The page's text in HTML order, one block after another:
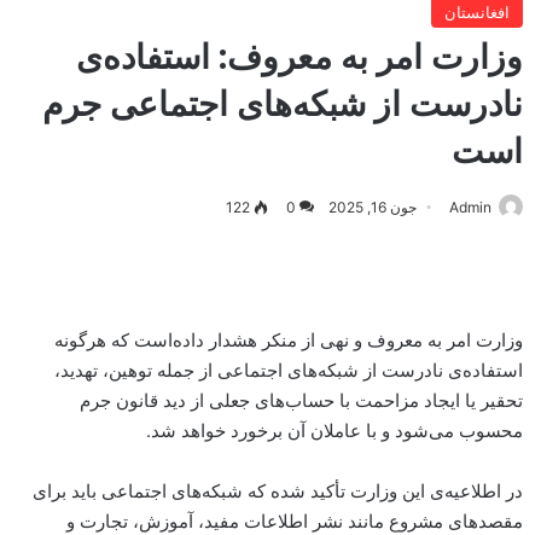
افغانستان
وزارت امر به معروف: استفاده‌ی
نادرست از شبکه‌های اجتماعی جرم
است
Admin جون 16, 2025 0
122
وزارت امر به معروف و نهی از منکر هشدار داده‌است که هرگونه
استفاده‌ی نادرست از شبکه‌های اجتماعی از جمله توهین، تهدید،
تحقیر یا ایجاد مزاحمت با حساب‌های جعلی از دید قانون جرم
محسوب می‌شود و با عاملان آن برخورد خواهد شد.
در اطلاعیه‌ی این وزارت تأکید شده که شبکه‌های اجتماعی باید برای
مقصد‌های مشروع مانند نشر اطلاعات مفید، آموزش، تجارت و